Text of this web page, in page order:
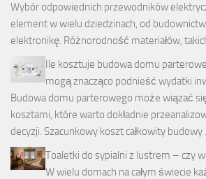
Wybór odpowiednich przewodników
element w wielu dziedzinach, od
elektronikę. Różnorodność materiałów,
Ile kosztuje budowa domu
mogą znacząco podnieść wydatki
Budowa domu parterowego może wiązać
kosztami, które warto dokładnie
decyzji. Szacunkowy koszt całkowity budowy
Toaletki do sypialni z lustrem – czy
W wielu domach na całym świecie